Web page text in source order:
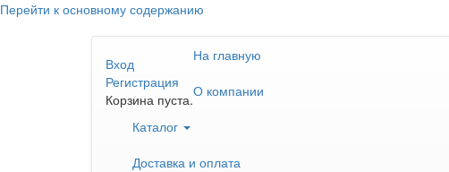
Перейти к основному содержанию
Вход
Регистрация
Корзина пуста.
На главную
О компании
Каталог
Доставка и оплата